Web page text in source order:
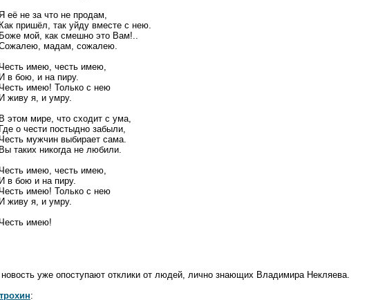
Я её не за что не продам,
Как пришёл, так уйду вместе с нею.
Боже мой, как смешно это Вам!..
мадам, сожалею.
Честь имею, честь имею,
И в бою, и на пиру.
Честь имею! Только с нею
И живу я, и умру.
В этом мире, что сходит с ума,
Где о чести постыдно забыли,
Честь мужчин выбирает сама.
Вы таких никогда не любили.
Честь имею, честь имею,
И в бою и на пиру.
Честь имею! Только с нею
И живу я, и умру.
Честь имею!
новость уже опоступают отклики от людей, лично знающих Владимира Некляева.
: